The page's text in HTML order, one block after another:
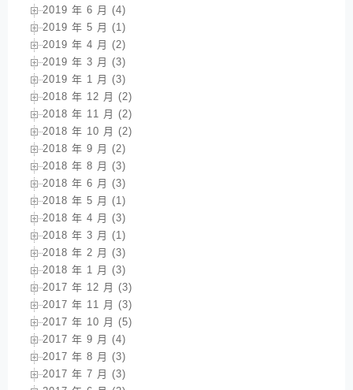
2019 年 6 月 (4)
2019 年 5 月 (1)
2019 年 4 月 (2)
2019 年 3 月 (3)
2019 年 1 月 (3)
2018 年 12 月 (2)
2018 年 11 月 (2)
2018 年 10 月 (2)
2018 年 9 月 (2)
2018 年 8 月 (3)
2018 年 6 月 (3)
2018 年 5 月 (1)
2018 年 4 月 (3)
2018 年 3 月 (1)
2018 年 2 月 (3)
2018 年 1 月 (3)
2017 年 12 月 (3)
2017 年 11 月 (3)
2017 年 10 月 (5)
2017 年 9 月 (4)
2017 年 8 月 (3)
2017 年 7 月 (3)